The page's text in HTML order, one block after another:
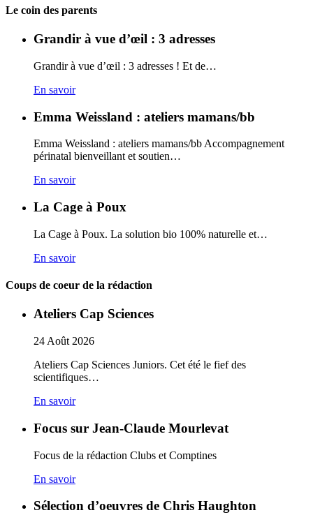
Carto
Le coin des parents
Grandir à vue d’œil : 3 adresses
Grandir à vue d’œil : 3 adresses ! Et de…
En savoir
Emma Weissland : ateliers mamans/bb
Emma Weissland : ateliers mamans/bb Accompagnement
périnatal bienveillant et soutien…
En savoir
La Cage à Poux
La Cage à Poux. La solution bio 100% naturelle et…
En savoir
Coups de coeur de la rédaction
Ateliers Cap Sciences
24 Août 2026
Ateliers Cap Sciences Juniors. Cet été le fief des
scientifiques…
En savoir
Focus sur Jean-Claude Mourlevat
Focus de la rédaction Clubs et Comptines
En savoir
Sélection d’oeuvres de Chris Haughton